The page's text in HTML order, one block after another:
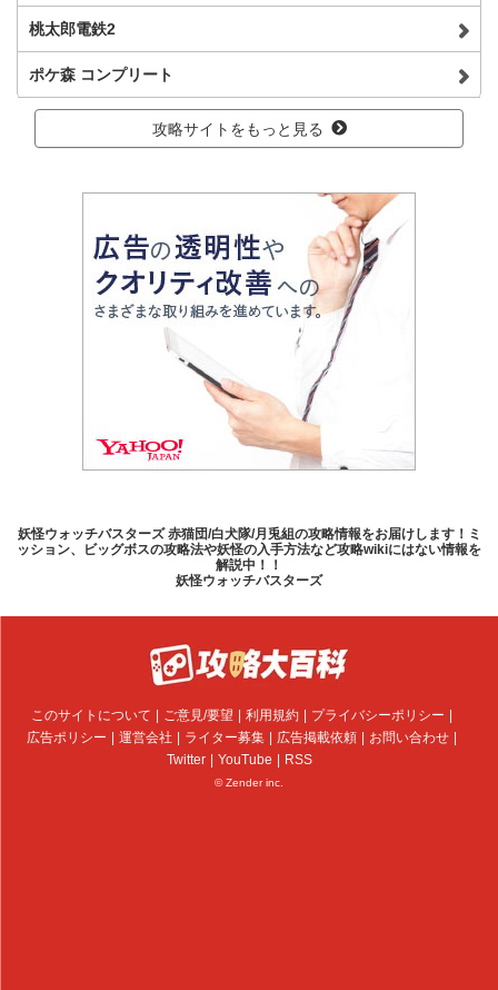
桃太郎電鉄2
ポケ森 コンプリート
攻略サイトをもっと見る
妖怪ウォッチバスターズ 赤猫団/白犬隊/月兎組の攻略情報をお届けします！ミ
ッション、ビッグボスの攻略法や妖怪の入手方法など攻略wikiにはない情報を
解説中！！
妖怪ウォッチバスターズ
このサイトについて ご意見/要望 利用規約
プライバシーポリシー
広告ポリシー
運営会社 ライター募集 広告掲載依頼
お問い合わせ
Twitter
YouTube RSS
© Zender inc.